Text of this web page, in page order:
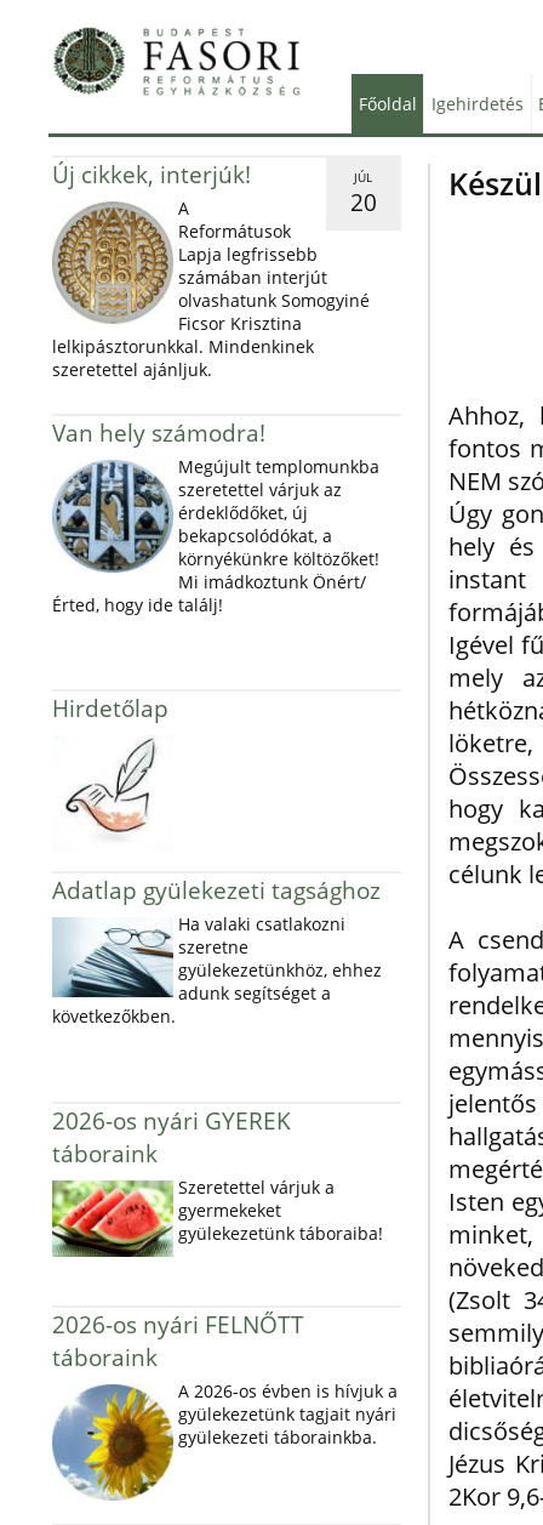
Főoldal Igehirdetés
JÚL
20
Új cikkek, interjúk!
A
Reformátusok
Lapja legfrissebb
számában interjút
olvashatunk Somogyiné
Ficsor Krisztina
lelkipásztorunkkal. Mindenkinek
szeretettel ajánljuk.
Van hely számodra!
Megújult templomunkba
szeretettel várjuk az
érdeklődőket, új
bekapcsolódókat, a
környékünkre költözőket!
Mi imádkoztunk Önért/
Érted, hogy ide találj!
Hirdetőlap
Adatlap gyülekezeti tagsághoz
Ha valaki csatlakozni
szeretne
gyülekezetünkhöz, ehhez
adunk segítséget a
következőkben.
2026-os nyári GYEREK
táboraink
Szeretettel várjuk a
gyermekeket
gyülekezetünk táboraiba!
2026-os nyári FELNŐTT
táboraink
A 2026-os évben is hívjuk a
gyülekezetünk tagjait nyári
gyülekezeti táborainkba.
Ahhoz,
fontos
NEM
Úgy
hely
Igével
mely
hogy
célunk
A
Isten
(Zsolt
Jézus
2Kor